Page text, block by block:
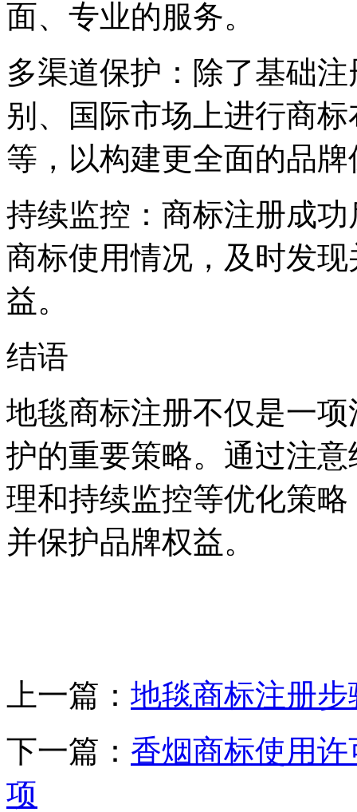
面、专业的服务。
多渠道保护‌：除了基础
别、国际市场上进行商
等，以构建更全面的品
持续监控‌：商标注册成
商标使用情况，及时发
益。
结语
地毯商标注册不仅是一
护的重要策略。通过注
理和持续监控等优化策
并保护品牌权益。
上一篇： 地毯商标注册
下一篇： 香烟商标使用
项